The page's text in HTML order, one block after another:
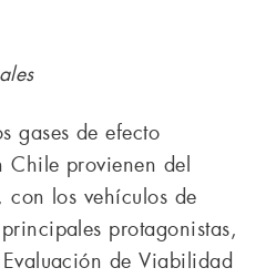
gases de efecto
Chile provienen del
con los vehículos de
protagonistas,
de Viabilidad